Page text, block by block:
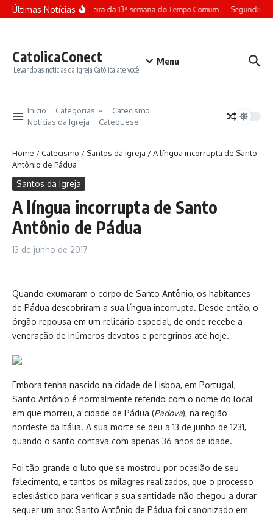
Ir para o conteúdo
Últimas NotíciasTerça-feira da 13ª semana do Tempo Comum Segunda-
CatolicaConect
Levando as noticias da Igreja Católica ate você.
Menu
Inicio Categorias
Catecismo
Notícias da Igreja
Catequese
Home /Catecismo / Santos da Igreja /A língua incorrupta de Santo
Antônio de Pádua
Santos da Igreja
A língua incorrupta de Santo
Antônio de Pádua
13 de junho de 2017
Quando exumaram o corpo de Santo Antônio, os habitantes
de Pádua descobriram a sua língua incorrupta. Desde então, o
órgão repousa em um relicário especial, de onde recebe a
veneração de inúmeros devotos e peregrinos até hoje.
Embora tenha nascido na cidade de Lisboa, em Portugal,
Santo Antônio é normalmente referido com o nome do local
em que morreu, a cidade de Pádua (Padova), na região
nordeste da Itália. A sua morte se deu a 13 de junho de 1231,
quando o santo contava com apenas 36 anos de idade.
Foi tão grande o luto que se mostrou por ocasião de seu
falecimento, e tantos os milagres realizados, que o processo
eclesiástico para verificar a sua santidade não chegou a durar
sequer um ano: Santo Antônio de Pádua foi canonizado em